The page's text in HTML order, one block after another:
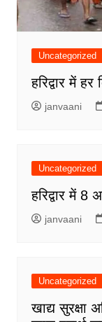
Uncategorized
हरिद्वार में
janvaani
Uncategorized
हरिद्वार में 8
janvaani
Uncategorized
खाद्य सुरक्षा